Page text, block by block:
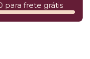
para frete grátis